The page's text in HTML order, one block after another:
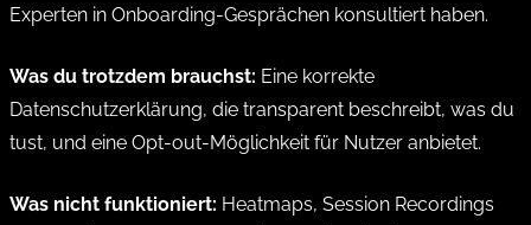
Experten in Onboarding-Gesprächen konsultiert haben.
Was du trotzdem brauchst: Eine korrekte
Datenschutzerklärung, die transparent beschreibt, was du
tust, und eine Opt-out-Möglichkeit für Nutzer anbietet.
Was nicht funktioniert: Heatmaps, Session Recordings